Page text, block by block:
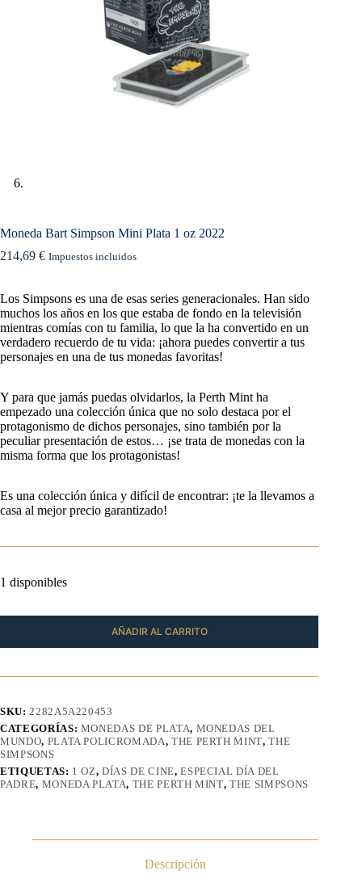
Moneda Bart Simpson Mini Plata 1 oz 2022
214,69 € Impuestos incluidos
Los Simpsons es una de esas series generacionales. Han sido
muchos los años en los que estaba de fondo en la televisión
mientras comías con tu familia, lo que la ha convertido en un
verdadero recuerdo de tu vida: ¡ahora puedes convertir a tus
personajes en una de tus monedas favoritas!
Y para que jamás puedas olvidarlos, la Perth Mint ha
empezado una colección única que no solo destaca por el
protagonismo de dichos personajes, sino también por la
peculiar presentación de estos… ¡se trata de monedas con la
misma forma que los protagonistas!
Es una colección única y difícil de encontrar: ¡te la llevamos a
casa al mejor precio garantizado!
1 disponibles
AÑADIR AL CARRITO
SKU:2282A5A220453
CATEGORÍAS: MONEDAS DE PLATA, MONEDAS DEL
MUNDO, PLATA POLICROMADA, THE PERTH MINT,THE
SIMPSONS
ETIQUETAS: 1 OZ,DÍAS DE CINE,ESPECIAL DÍA DEL
PADRE, MONEDA PLATA, THE PERTH MINT,THE SIMPSONS
Descripción